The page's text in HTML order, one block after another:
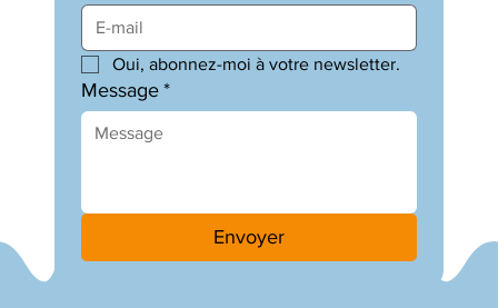
Oui, abonnez-moi à votre newsletter.
Message *
Envoyer